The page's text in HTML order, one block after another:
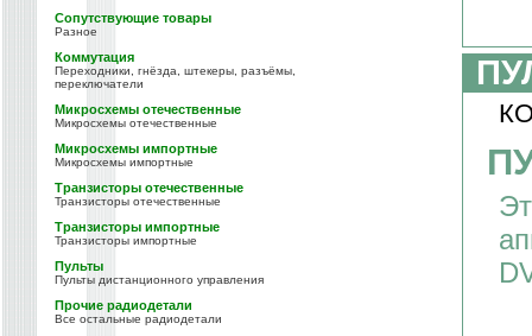
Сопутствующие товары
Разное
Коммутация
Переходники, гнёзда, штекеры, разъёмы,
переключатели
Микросхемы отечественные
Микросхемы отечественные
Микросхемы импортные
Микросхемы импортные
Транзисторы отечественные
Транзисторы отечественные
Транзисторы импортные
Транзисторы импортные
Пульты
Пульты дистанционного управления
Прочие радиодетали
Все остальные радиодетали